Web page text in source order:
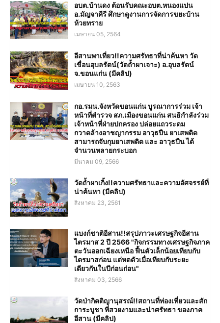
อบต.บ้านดง ต้อนรับคณะอบต.หนองแปน
อ.มัญจาคีรี ศึกษาดูงานการจัดการขยะบ้าน
ห้วยทราย
เมษายน 05, 2564
อีสานพาเที่ยว!!ความศรัทธาที่น่าค้นหา วัด
เขื่อนอุบลรัตน์(วัดถ้ำผาเจาะ) อ.อุบลรัตน์
จ.ขอนแก่น (มีคลิป)
เมษายน 10, 2563
กอ.รมน.จังหวัดขอนแก่น บูรณาการร่วม เจ้า
หน้าที่ตำรวจ สภ.เมืองขอนแก่น สนธิกำลังร่วม
เจ้าหน้าที่ฝ่ายปกครอง ปล่อยแถวระดม
กวาดล้างอาชญากรรม อาวุธปืน ยาเสพติด
สามารถจับกุมยาเสพติด และ อาวุธปืน ได้
จำนวนหลายกระบอก
มีนาคม 09, 2566
วัดถ้ำผาเกิ้ง!!ความศรัทธาและความอัศจรรย์ที่
น่าค้นหา (มีคลิป)
สิงหาคม 23, 2561
แบงก์ชาติอีสาน!!สรุปภาวะเศรษฐกิจอีสาน
ไตรมาส 2 ปี 2566 "กิจกรรมทางเศรษฐกิจภาค
ตะวันออกเฉียงเหนือ ฟื้นตัวเล็กน้อยเทียบกับ
ไตรมาสก่อน แต่หดตัวเมื่อเทียบกับระยะ
เดียวกันในปีก่อนก่อน"
สิงหาคม 03, 2566
วัดป่ากิตติญานุสรณ์!!สถานที่ท่องเที่ยวและสัก
การะบูชา ที่สวยงามและน่าศรัทธา ของภาค
อีสาน (มีคลิป)